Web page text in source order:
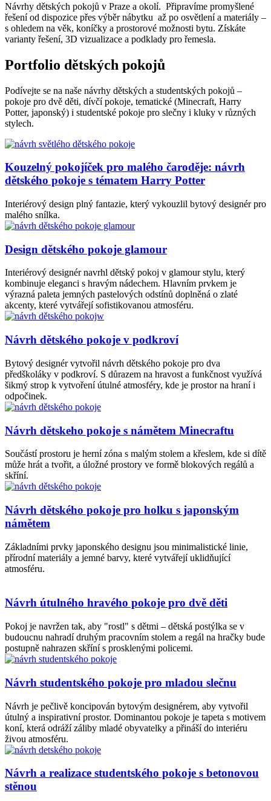
Návrhy dětských pokojů v Praze a okolí. Připravíme promyšlené
řešení od dispozice přes výběr nábytku až po osvětlení a materiály –
s ohledem na věk, koníčky a prostorové možnosti bytu. Získáte
varianty řešení, 3D vizualizace a podklady pro řemesla.
Portfolio dětských pokojů
Podívejte se na naše návrhy dětských a studentských pokojů –
pokoje pro dvě děti, dívčí pokoje, tematické (Minecraft, Harry
Potter, japonský) i studentské pokoje pro slečny i kluky v různých
stylech.
Kouzelný pokojíček pro malého čaroděje: návrh
dětského pokoje s tématem Harry Potter
Interiérový design plný fantazie, který vykouzlil bytový designér pro
malého snílka.
Design dětského pokoje glamour
Interiérový designér navrhl dětský pokoj v glamour stylu, který
kombinuje eleganci s hravým nádechem. Hlavním prvkem je
výrazná paleta jemných pastelových odstínů doplněná o zlaté
akcenty, které vytvářejí sofistikovanou atmosféru.
Návrh dětského pokoje v podkroví
Bytový designér vytvořil návrh dětského pokoje pro dva
předškoláky v podkroví. S důrazem na hravost a funkčnost využívá
šikmý strop k vytvoření útulné atmosféry, kde je prostor na hraní i
odpočinek.
Návrh dětskeho pokoje s námětem Minecraftu
Součástí prostoru je herní zóna s malým stolem a křeslem, kde si dítě
může hrát a tvořit, a úložné prostory ve formě blokových regálů a
skříní.
Návrh dětského pokoje pro holku s japonským
námětem
Základními prvky japonského designu jsou minimalistické linie,
přírodní materiály a jemné barvy, které vytvářejí uklidňující
atmosféru.
Návrh útulného hravého pokoje pro dvě děti
Pokoj je navržen tak, aby "rostl" s dětmi – dětská postýlka se v
budoucnu nahradí druhým pracovním stolem a regál na hračky bude
postupně nahrazen skříní s prosklenými policemi.
Návrh studentského pokoje pro mladou slečnu
Návrh je pečlivě koncipován bytovým designérem, aby vytvořil
útulný a inspirativní prostor. Dominantou pokoje je tapeta s motivem
koní, která odráží záliby mladé obyvatelky a přináší do interiéru
živou atmosféru.
Návrh a realizace studentského pokoje s betonovou
stěnou